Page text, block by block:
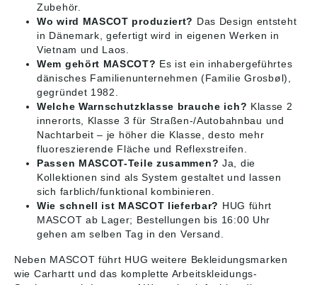
Zubehör.
Wo wird MASCOT produziert? Das Design entsteht
in Dänemark, gefertigt wird in eigenen Werken in
Vietnam und Laos.
Wem gehört MASCOT? Es ist ein inhabergeführtes
dänisches Familienunternehmen (Familie Grosbøl),
gegründet 1982.
Welche Warnschutzklasse brauche ich? Klasse 2
innerorts, Klasse 3 für Straßen-/Autobahnbau und
Nachtarbeit – je höher die Klasse, desto mehr
fluoreszierende Fläche und Reflexstreifen.
Passen MASCOT-Teile zusammen? Ja, die
Kollektionen sind als System gestaltet und lassen
sich farblich/funktional kombinieren.
Wie schnell ist MASCOT lieferbar? HUG führt
MASCOT ab Lager; Bestellungen bis 16:00 Uhr
gehen am selben Tag in den Versand.
Neben MASCOT führt HUG weitere Bekleidungsmarken
wie Carhartt und das komplette Arbeitskleidungs-